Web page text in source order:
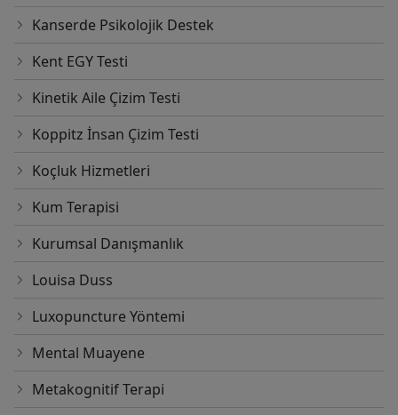
Kanserde Psikolojik Destek
Kent EGY Testi
Kinetik Aile Çizim Testi
Koppitz İnsan Çizim Testi
Koçluk Hizmetleri
Kum Terapisi
Kurumsal Danışmanlık
Louisa Duss
Luxopuncture Yöntemi
Mental Muayene
Metakognitif Terapi